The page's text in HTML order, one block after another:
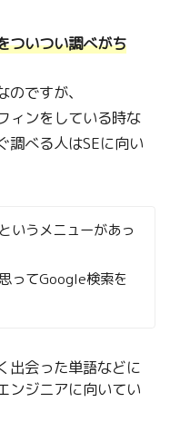
ついつい調べがち
ですが、
ィンをしている時な
調べる人はSEに向い
いうメニューがあっ
ってGoogle検索を
出会った単語などに
ンジニアに向いてい